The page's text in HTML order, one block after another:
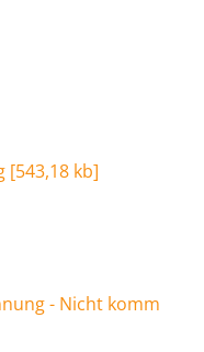
[543,18 kb]
- Nicht komm